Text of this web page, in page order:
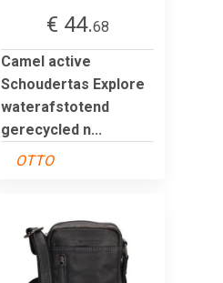
€ 44.68
Camel active
Schoudertas Explore
waterafstotend
gerecycled n...
OTTO